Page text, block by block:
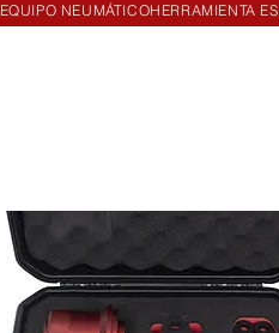
EQUIPO NEUMÁTICOHERRAMIENTA